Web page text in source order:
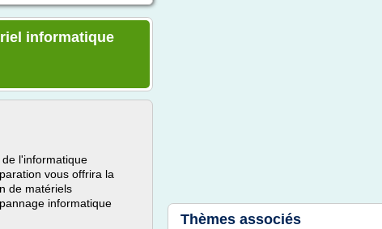
informatique
l'informatique
vous offrira la
de matériels
informatique
Thèmes associés